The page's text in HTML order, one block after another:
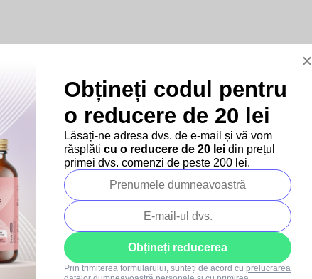
asociate
SUMMER SALE
–10 %
53x
SUMMER SALE
–10 %
7x
×
Obțineți codul pentru
o reducere de 20 lei
Lăsați-ne adresa dvs. de e-mail și vă vom
răsplăti cu o reducere de 20 lei din prețul
primei dvs. comenzi de peste 200 lei.
Obțineți reducerea
Prin trimiterea formularului, sunteți de acord cu prelucrarea